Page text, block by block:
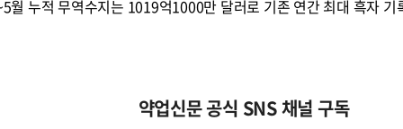
월 누적 무역수지는 1019억1000만 달러로 기존 연간 최대 흑자 기
약업신문 공식 SNS 채널 구독